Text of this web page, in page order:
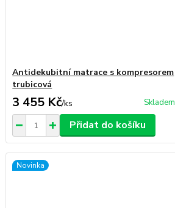
Antidekubitní matrace s kompresorem
trubicová
3 455 Kč/ks Skladem
Přidat do košíku
Novinka